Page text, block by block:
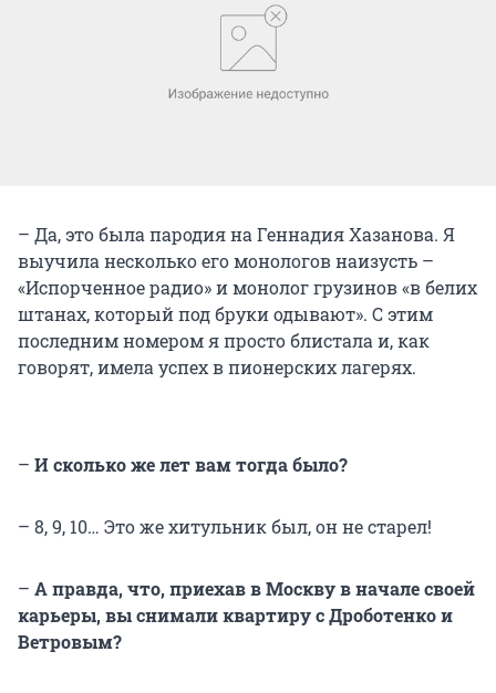
– Да, это была пародия на Геннадия Хазанова. Я
выучила несколько его монологов наизусть –
«Испорченное радио» и монолог грузинов «в белих
штанах, который под бруки одывают». С этим
последним номером я просто блистала и, как
говорят, имела успех в пионерских лагерях.
– И сколько же лет вам тогда было?
– 8, 9, 10… Это же хитульник был, он не старел!
– А правда, что, приехав в Москву в начале своей
карьеры, вы снимали квартиру с Дроботенко и
Ветровым?